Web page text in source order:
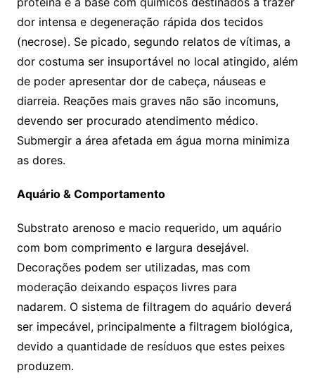
dor intensa e degeneração rápida dos tecidos
(necrose). Se picado, segundo relatos de vítimas, a
dor costuma ser insuportável no local atingido, além
de poder apresentar dor de cabeça, náuseas e
diarreia. Reações mais graves não são incomuns,
devendo ser procurado atendimento médico.
Submergir a área afetada em água morna minimiza
as dores.
Aquário & Comportamento
Substrato arenoso e macio requerido, um aquário
com bom comprimento e largura desejável.
Decorações podem ser utilizadas, mas com
moderação deixando espaços livres para
nadarem. O sistema de filtragem do aquário deverá
ser impecável, principalmente a filtragem biológica,
devido a quantidade de resíduos que estes peixes
produzem.